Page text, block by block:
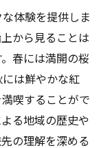
体験を提供しま
から見ることは
春には満開の桜
は鮮やかな紅
喫することがで
る地域の歴史や
の理解を深める